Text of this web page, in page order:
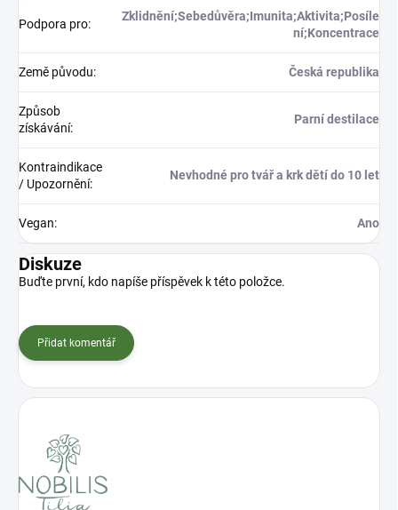
Podpora pro:
Zklidnění;Sebedůvěra;Imunita;Aktivita;Posíle
ní;Koncentrace
Země původu: Česká republika
Způsob
získávání:
Parní destilace
Kontraindikace
/ Upozornění:
Nevhodné pro tvář a krk dětí do 10 let
Vegan: Ano
Diskuze
Buďte první, kdo napíše příspěvek k této položce.
Přidat komentář